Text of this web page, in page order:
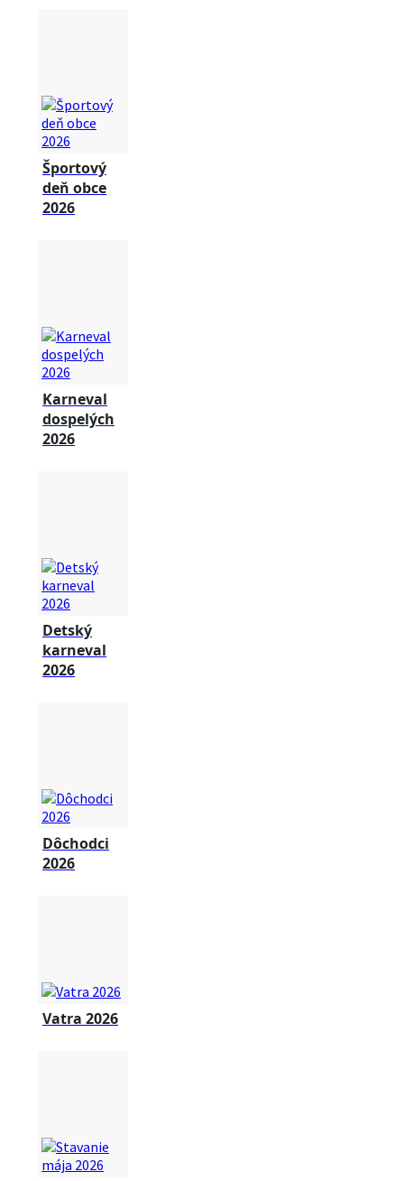
Športový
deň obce
2026
Karneval
dospelých
2026
Detský
karneval
2026
Dôchodci
2026
Vatra 2026